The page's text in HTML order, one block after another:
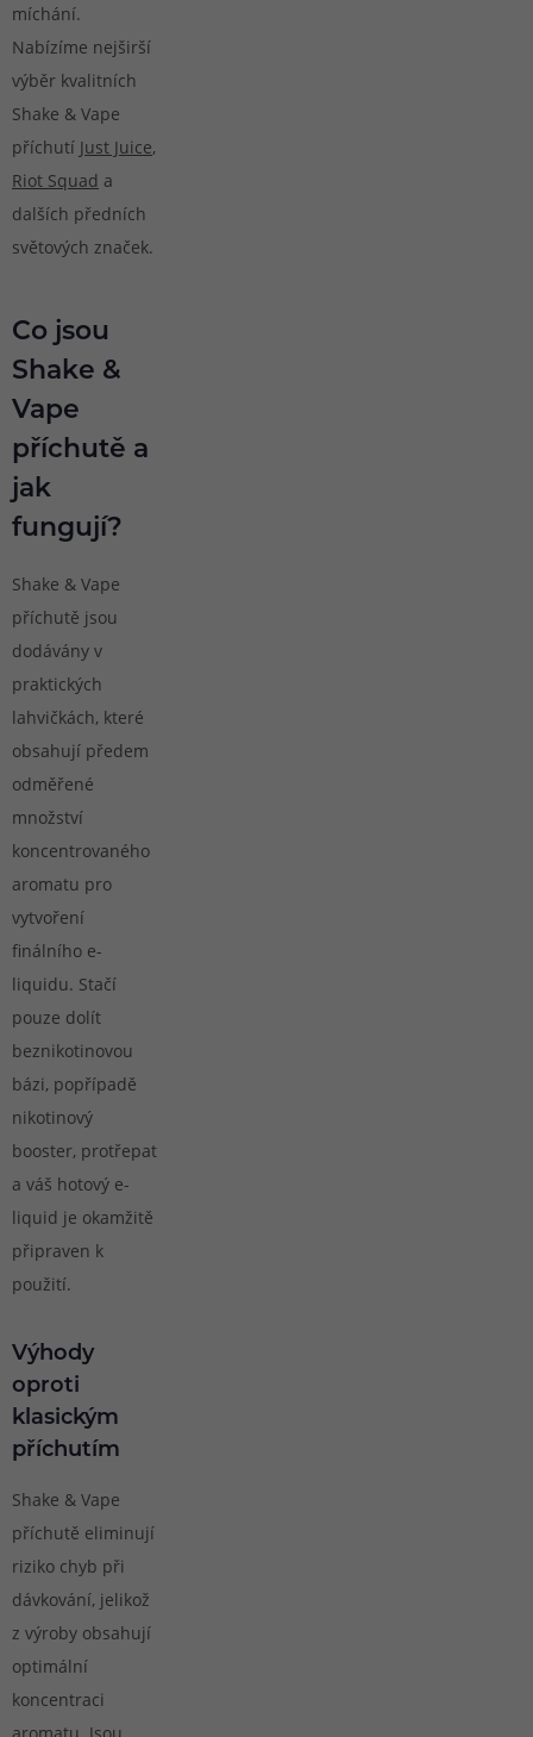
míchání.
Nabízíme nejširší
výběr kvalitních
Shake & Vape
příchutí Just Juice,
Riot Squad a
dalších předních
světových značek.
Co jsou
Shake &
Vape
příchutě a
jak
fungují?
Shake & Vape
příchutě jsou
dodávány v
praktických
lahvičkách, které
obsahují předem
odměřené
množství
koncentrovaného
aromatu pro
vytvoření
finálního e-
liquidu. Stačí
pouze dolít
beznikotinovou
bázi, popřípadě
nikotinový
booster, protřepat
a váš hotový e-
liquid je okamžitě
připraven k
použití.
Výhody
oproti
klasickým
příchutím
Shake & Vape
příchutě eliminují
riziko chyb při
dávkování, jelikož
z výroby obsahují
optimální
koncentraci
aromatu. Jsou